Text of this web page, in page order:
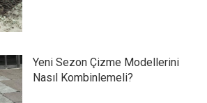
Yeni Sezon Çizme Modellerini
Nasıl Kombinlemeli?